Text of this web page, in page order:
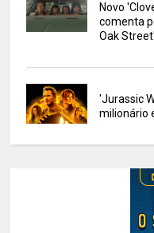
Novo
comenta
Oak
'Jurassic
milionário